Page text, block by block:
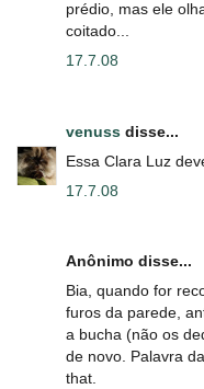
prédio, mas ele
coitado...
17.7.08
venuss disse...
Essa Clara Luz
17.7.08
Anônimo disse...
Bia, quando for
furos da parede,
a bucha (não os
de novo. Palavra
that.